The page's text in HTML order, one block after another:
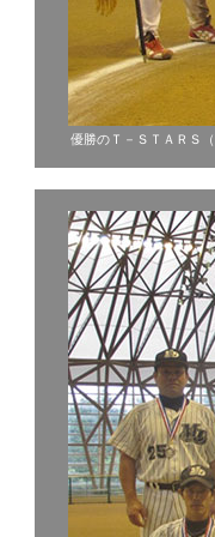
優勝のＴ－ＳＴＡＲＳ